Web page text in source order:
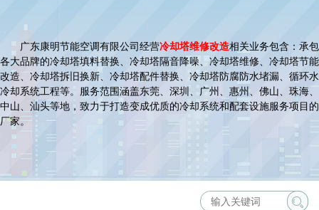
广东康明节能空调有限公司经营冷却塔维修改造相关业务包含：承包
各大品牌的冷却塔填料替换、冷却塔隔音降噪、冷却塔维修、冷却塔节能
改造、冷却塔拆旧换新、冷却塔配件替换、冷却塔防腐防水堵漏、循环水
冷却系统工程等。服务范围涵盖东莞、深圳、广州、惠州、佛山、珠海、
中山、汕头等地，致力于打造变成优质的冷却系统和配套设施服务项目的
厂家。